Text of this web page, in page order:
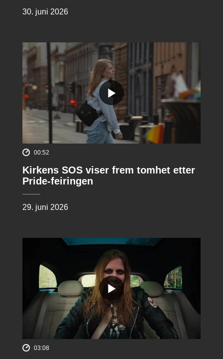
30. juni 2026
00:52
Kirkens SOS viser frem tomhet etter
Pride-feiringen
29. juni 2026
03:08